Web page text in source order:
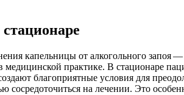
капельницы от алкогольного запоя
медицинской практике. В стационаре
благоприятные условия для
сосредоточиться на лечении. Это